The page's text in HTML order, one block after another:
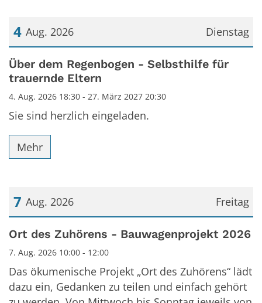
Dienstag
4 Aug. 2026
Datum: 4. August 2026
Über dem Regenbogen - Selbsthilfe für
trauernde Eltern
4. Aug. 2026 18:30 - 27. März 2027 20:30
Sie sind herzlich eingeladen.
Mehr
Freitag
7 Aug. 2026
Datum: 7. August 2026
Ort des Zuhörens - Bauwagenprojekt 2026
7. Aug. 2026 10:00 - 12:00
Das ökumenische Projekt „Ort des Zuhörens“ lädt
dazu ein, Gedanken zu teilen und einfach gehört